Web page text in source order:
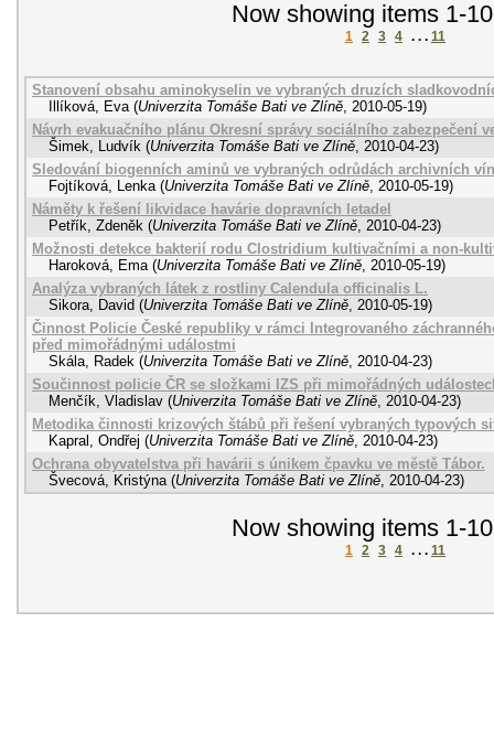
Now showing items 1-
1 2 3 4 . . . 11
Stanovení obsahu aminokyselin ve vybraných druzích
Illíková, Eva (Univerzita Tomáše Bati ve Zlíně, 2010-05-19)
Návrh evakuačního plánu Okresní správy sociálního zabezpečení
Šimek, Ludvík (Univerzita Tomáše Bati ve Zlíně, 2010-04-23)
Sledování biogenních aminů ve vybraných odrůdách archivních vín
Fojtíková, Lenka (Univerzita Tomáše Bati ve Zlíně, 2010-05-19)
Náměty k řešení likvidace havárie dopravních letadel
Petřík, Zdeněk (Univerzita Tomáše Bati ve Zlíně, 2010-04-23)
Možnosti detekce bakterií rodu Clostridium kultivačními a non-
Haroková, Ema (Univerzita Tomáše Bati ve Zlíně, 2010-05-19)
Analýza vybraných látek z rostliny Calendula officinalis L.
Sikora, David (Univerzita Tomáše Bati ve Zlíně, 2010-05-19)
Činnost Policie České republiky v rámci Integrovaného
před mimořádnými událostmi
Skála, Radek (Univerzita Tomáše Bati ve Zlíně, 2010-04-23)
Součinnost policie ČR se složkami IZS při mimořádných
Menčík, Vladislav (Univerzita Tomáše Bati ve Zlíně, 2010-04-23)
Metodika činnosti krizových štábů při řešení vybraných typových
Kapral, Ondřej (Univerzita Tomáše Bati ve Zlíně, 2010-04-23)
Ochrana obyvatelstva při havárii s únikem čpavku ve městě Tábor.
Švecová, Kristýna (Univerzita Tomáše Bati ve Zlíně, 2010-04-23)
Now showing items 1-
1 2 3 4 . . . 11